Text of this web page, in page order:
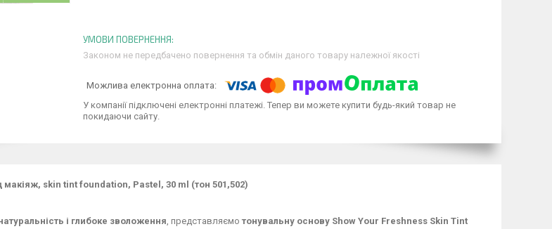
Законом не передбачено повернення та обмін даного товару належної якості
У компанії підключені електронні платежі. Тепер ви можете купити будь-який товар не
покидаючи сайту.
макіяж, skin tint foundation, Pastel, 30 ml (тон 501,502)
і глибоке зволоження , представляємотонувальну основу Show Your Freshness Skin Tint